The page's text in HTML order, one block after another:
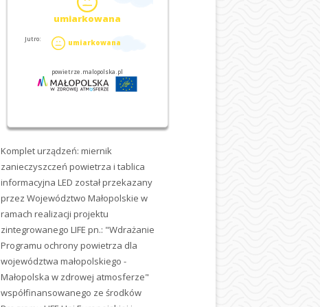
Komplet urządzeń: miernik
zanieczyszczeń powietrza i tablica
informacyjna LED został przekazany
przez Województwo Małopolskie w
ramach realizacji projektu
zintegrowanego LIFE pn.: "Wdrażanie
Programu ochrony powietrza dla
województwa małopolskiego -
Małopolska w zdrowej atmosferze"
współfinansowanego ze środków